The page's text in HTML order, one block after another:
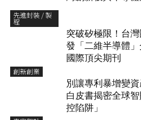
先進封裝 / 製
程
突破矽極限！台
發「二維半導體
國際頂尖期刊
創新創業
別讓專利暴增變
白皮書揭密全球
控陷阱」